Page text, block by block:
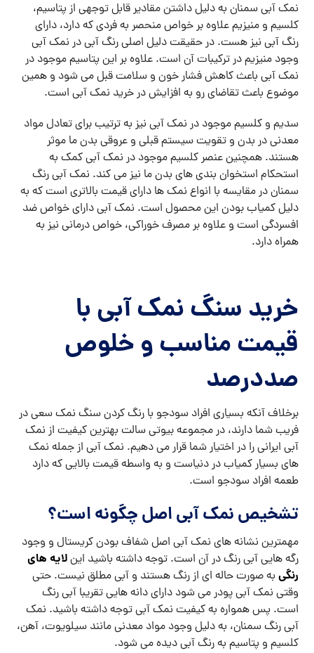
نمک آبی سمنان به دلیل داشتن مقادیر قابل توجهی از پتاسیم،
کلسیم و منیزیم علاوه بر خواص منحصر به فردی که دارد، دارای
رنگ آبی نیز هست. در حقیقت دلیل اصلی رنگ آبی در نمک آبی
وجود منیزیم در ترکیبات آن است. علاوه بر این پتاسیم موجود در
نمک آبی باعث کاهش فشار خون و سلامت قبل می شود و همین
موضوع باعث تقاضای رو به افزایش در خرید نمک آبی است.
سدیم و کلسیم موجود در نمک آبی نیز به ترتیب برای تعادل مواد
معدنی در بدن و تقویت سیستم قبلی و عروقی بدن ما موثر
هستند. همچنین عنصر کلسیم موجود در نمک آبی کمک به
استحکام استخوان بندی های بدن ما نیز می کند. نمک آبی رنگ
سمنان در مقایسه با انواع نمک ها دارای قیمت بالاتری است که به
دلیل کمیاب بودن این محصول است. نمک آبی دارای خواص ضد
افسردگی است و علاوه بر مصرف خوراکی، خواص درمانی نیز به
همراه دارد.
خرید سنگ نمک آبی با
قیمت مناسب و خلوص
صددرصد
برخلاف آنکه بسیاری افراد سودجو با رنگ کردن سنگ نمک سعی در
فریب شما دارند، در مجموعه بیوتی سالت بهترین کیفیت از نمک
آبی ایرانی را در اختیار شما قرار می دهیم. نمک آبی از جمله نمک
های بسیار کمیاب در دنیاست و به واسطه قیمت بالایی که دارد
طعمه افراد سودجو است.
تشخیص نمک آبی اصل چگونه است؟
مهمترین نشانه های نمک آبی اصل شفاف بودن کریستال و وجود
رگه هایی آبی رنگ در آن است. توجه داشته باشید اینلایه های
رنگی به صورت حاله ای از رنگ هستند و آبی مطلق نیست. حتی
وقتی نمک آبی پودر می شود دارای دانه هایی تقریبا آبی رنگ
است. پس همواره به کیفیت نمک آبی توجه داشته باشید. نمک
آبی رنگ سمنان، به دلیل وجود مواد معدنی مانند سیلویوت، آهن،
کلسیم و پتاسیم به رنگ آبی دیده می شود.